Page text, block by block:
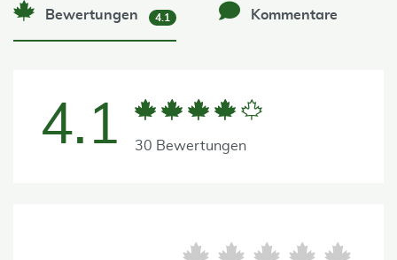
Bewertungen 4.1 Kommentare
4.1 30 Bewertungen